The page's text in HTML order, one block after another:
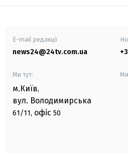
E-mail редакції
news24@24tv.com.ua
Ми тут:
м.Київ,
вул. Володимирська
61/11, офіс 50